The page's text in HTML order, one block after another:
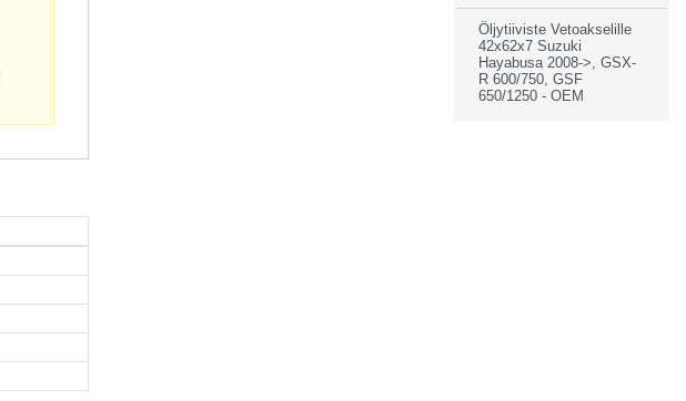
Öljytiiviste Vetoakselille
42x62x7 Suzuki
Hayabusa 2008->, GSX-
R 600/750, GSF
650/1250 - OEM